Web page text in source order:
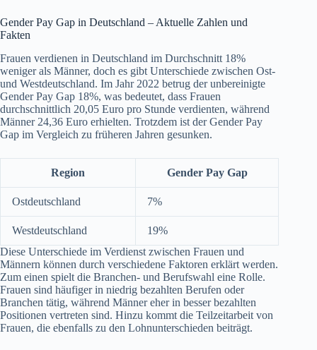
Gender Pay Gap in Deutschland – Aktuelle Zahlen und
Fakten
Frauen verdienen in Deutschland im Durchschnitt 18%
weniger als Männer, doch es gibt Unterschiede zwischen Ost-
und Westdeutschland. Im Jahr 2022 betrug der unbereinigte
Gender Pay Gap 18%, was bedeutet, dass Frauen
durchschnittlich 20,05 Euro pro Stunde verdienten, während
Männer 24,36 Euro erhielten. Trotzdem ist der Gender Pay
Gap im Vergleich zu früheren Jahren gesunken.
Region Gender Pay Gap
Ostdeutschland 7%
Westdeutschland
19%
Diese Unterschiede im Verdienst zwischen Frauen und
Männern können durch verschiedene Faktoren erklärt werden.
Zum einen spielt die Branchen- und Berufswahl eine Rolle.
Frauen sind häufiger in niedrig bezahlten Berufen oder
Branchen tätig, während Männer eher in besser bezahlten
Positionen vertreten sind. Hinzu kommt die Teilzeitarbeit von
Frauen, die ebenfalls zu den Lohnunterschieden beiträgt.